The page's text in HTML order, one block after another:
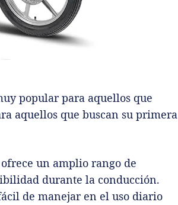
popular para aquellos que
aquellos que buscan su primera
un amplio rango de
durante la conducción.
de manejar en el uso diario